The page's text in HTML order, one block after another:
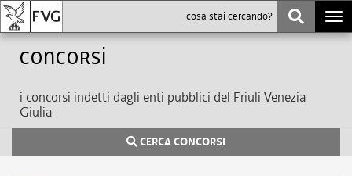
Concorsi
i concorsi indetti dagli enti pubblici del Friuli Venezia
Giulia
CERCA CONCORSI